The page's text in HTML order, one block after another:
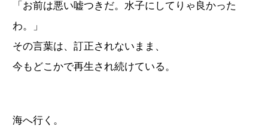
「お前は悪い嘘つきだ。水子にしてりゃ良かった
わ。」
その言葉は、訂正されないまま、
今もどこかで再生され続けている。
海へ行く。